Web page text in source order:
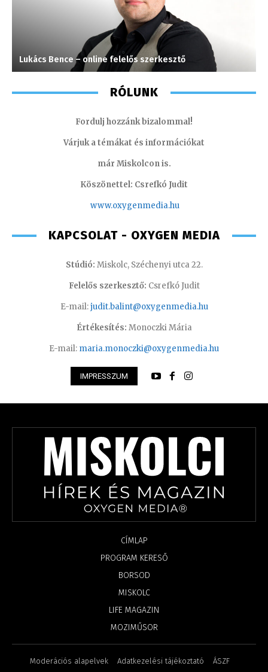
Lukács Bence – online felelős szerkesztő
RÓLUNK
Fordulj hozzánk bizalommal!
Várjuk a témákat és információkat
már Miskolcon is.
Köszönettel: Csrefkó Judit
www.oxygenmedia.hu
KAPCSOLAT - OXYGEN MEDIA
Stúdió: Miskolc, Széchenyi utca 22.
Felelős szerkesztő: Csrefkó Judit
E-mail:judit.balint@oxygenmedia.hu
Értékesítés: Monoczki Mária
E-mail: maria.monoczki@oxygenmedia.hu
IMPRESSZUM
CÍMLAP
PROGRAM KERESŐ
BORSOD
MISKOLC
LIFE MAGAZIN
MOZIMŰSOR
Moderációs alapelvek Adatkezelési tájékoztató ÁSZF